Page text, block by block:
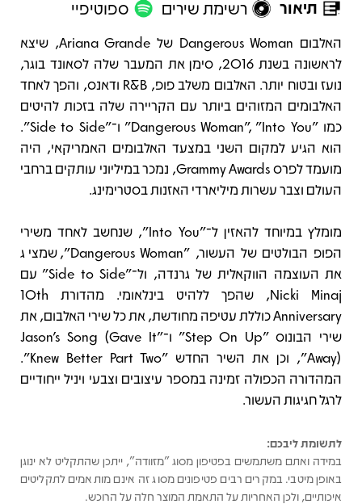
תיאור רשימת שירים ספוטיפיי
תיאור
האלבום Dangerous Woman של Ariana Grande, שיצא
לראשונה בשנת 2016, סימן את המעבר שלה לסאונד בוגר,
נועז ובטוח יותר. האלבום משלב פופ, R&B ודאנס, והפך לאחד
האלבומים המזוהים ביותר עם הקריירה שלה בזכות להיטים
כמו "Dangerous Woman", "Into You" ו־"Side to Side".
הוא הגיע למקום השני במצעד האלבומים האמריקאי, היה
מועמד לפרס Grammy Awards, נמכר במיליוני עותקים ברחבי
העולם וצבר עשרות מיליארדי האזנות בסטרימינג.
מומלץ במיוחד להאזין ל־"Into You", שנחשב לאחד משירי
הפופ הבולטים של העשור, "Dangerous Woman", שמציג
את העוצמה הווקאלית של גרנדה, ול־"Side to Side" עם
Nicki Minaj, שהפך ללהיט בינלאומי. מהדורת 10th
Anniversary כוללת עטיפה מחודשת, את כל שירי האלבום, את
שירי הבונוס "Step On Up" ו־"Jason's Song (Gave It
Away)", וכן את השיר החדש "Knew Better Part Two".
המהדורה הכפולה זמינה במספר עיצובים וצבעי ויניל ייחודיים
לרגל חגיגות העשור.
לתשומת ליבכם:
במידה ואתם משתמשים בפטיפון מסוג "מזוודה", ייתכן שהתקליט לא ינוגן
באופן מיטבי. במקרים רבים פטיפונים מסוג זה אינם מותאמים לתקליטים
איכותיים, ולכן האחריות על התאמת המוצר חלה על הרוכש.